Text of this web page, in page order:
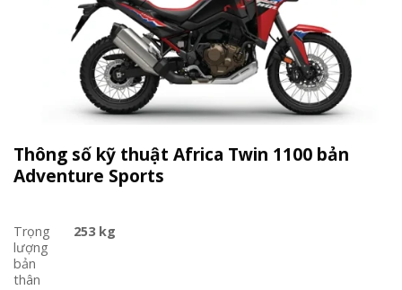
Thông số kỹ thuật Africa Twin 1100 bản
Adventure Sports
Trọng
lượng
bản
thân
253 kg